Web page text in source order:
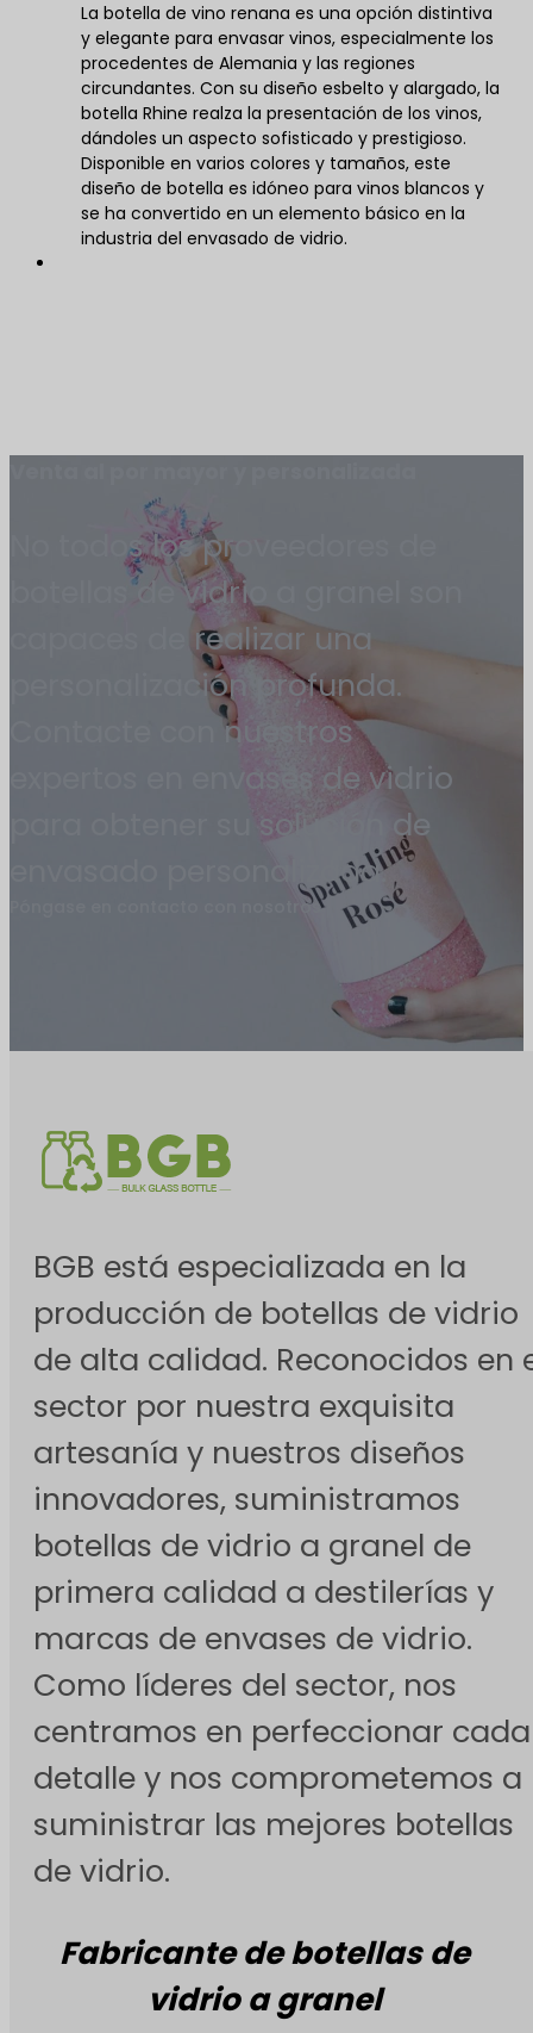
La botella de vino renana es una opción distintiva
y elegante para envasar vinos, especialmente los
procedentes de Alemania y las regiones
circundantes. Con su diseño esbelto y alargado, la
botella Rhine realza la presentación de los vinos,
dándoles un aspecto sofisticado y prestigioso.
Disponible en varios colores y tamaños, este
diseño de botella es idóneo para vinos blancos y
se ha convertido en un elemento básico en la
industria del envasado de vidrio.
No todos los proveedores de
botellas de vidrio a granel son
capaces de realizar una
personalización profunda.
Contacte con nuestros
expertos en envases de vidrio
para obtener su solución de
envasado personalizada.
Póngase en contacto con nosotros
BGB está especializada en la
producción de botellas de vidrio
de alta calidad. Reconocidos en
sector por nuestra exquisita
artesanía y nuestros diseños
innovadores, suministramos
botellas de vidrio a granel de
primera calidad a destilerías y
marcas de envases de vidrio.
Como líderes del sector, nos
centramos en perfeccionar cada
detalle y nos comprometemos a
suministrar las mejores botellas
de vidrio.
Fabricante de botellas de
vidrio a granel